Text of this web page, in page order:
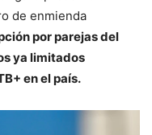
de enmienda
por parejas del
ya limitados
en el país.